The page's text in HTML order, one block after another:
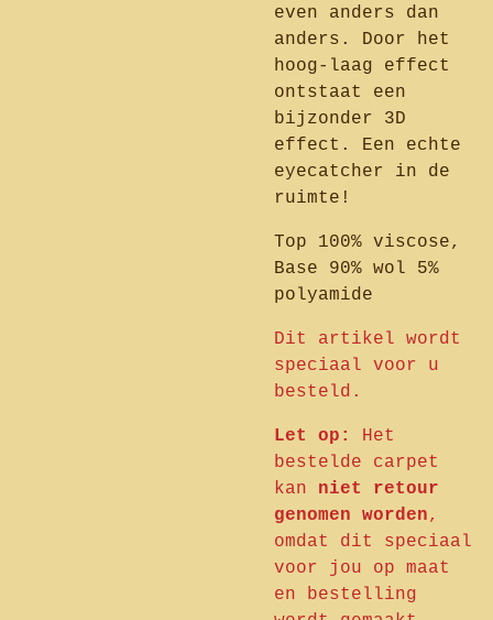
even anders dan
anders. Door het
hoog-laag effect
ontstaat een
bijzonder 3D
effect. Een echte
eyecatcher in de
ruimte!
Top 100% viscose,
Base 90% wol 5%
polyamide
Dit artikel wordt
speciaal voor u
besteld.
Let op:
Het
bestelde carpet
kan niet retour
genomen worden,
omdat dit speciaal
voor jou op maat
en bestelling